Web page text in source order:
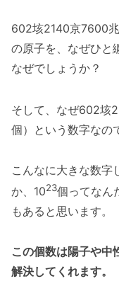
602垓2140京7600
の原子を、なぜひと
なぜでしょうか？
そして、なぜ602垓
個）という数字なの
こんなに大きな数字
か、1023個ってなん
もあると思います。
この個数は陽子や中
解決してくれます。